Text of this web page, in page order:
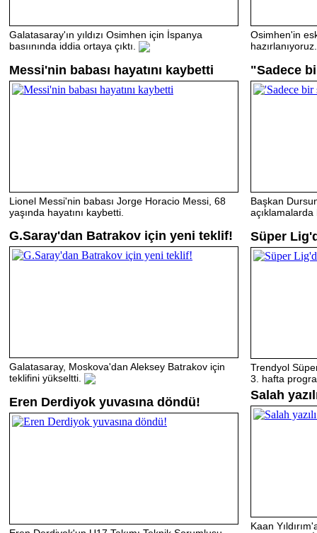
Galatasaray'ın yıldızı Osimhen için İspanya
basıınında iddia ortaya çıktı.
Messi'nin babası hayatını kaybetti
Lionel Messi'nin babası Jorge Horacio Messi, 68
yaşında hayatını kaybetti.
G.Saray'dan Batrakov için yeni teklif!
Galatasaray, Moskova'dan Aleksey Batrakov için
teklifini yükseltti.
Eren Derdiyok yuvasına döndü!
Osimhen'in
hazırlanıyoruz.
"Sadece
Başkan
Süper
Trendyol
3. hafta
Salah
Kaan